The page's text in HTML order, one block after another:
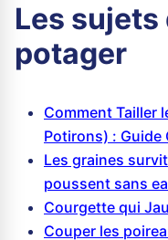
Les sujets
potager
Comment Tailler
Potirons) : Guide
Les graines
poussent sans
Courgette qui
Couper les